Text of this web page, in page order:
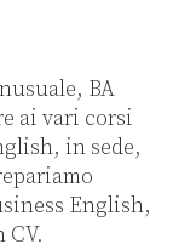
BA
ai vari corsi
in sede,
English,
CV.